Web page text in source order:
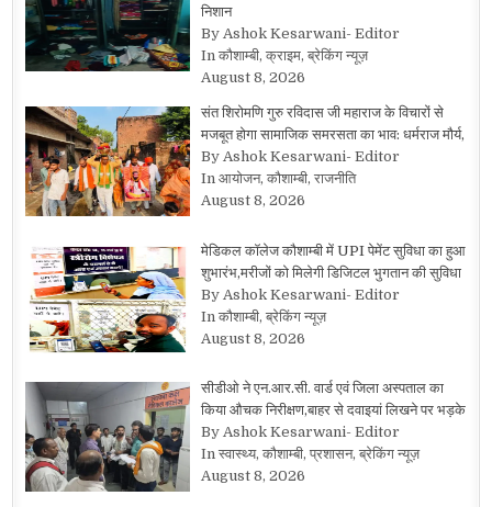
निशान
By Ashok Kesarwani- Editor
In कौशाम्बी, क्राइम, ब्रेकिंग न्यूज़
August 8, 2026
संत शिरोमणि गुरु रविदास जी महाराज के विचारों से
मजबूत होगा सामाजिक समरसता का भाव: धर्मराज मौर्य,
By Ashok Kesarwani- Editor
In आयोजन, कौशाम्बी, राजनीति
August 8, 2026
मेडिकल कॉलेज कौशाम्बी में UPI पेमेंट सुविधा का हुआ
शुभारंभ,मरीजों को मिलेगी डिजिटल भुगतान की सुविधा
By Ashok Kesarwani- Editor
In कौशाम्बी, ब्रेकिंग न्यूज़
August 8, 2026
सीडीओ ने एन.आर.सी. वार्ड एवं जिला अस्पताल का
किया औचक निरीक्षण,बाहर से दवाइयां लिखने पर भड़के
By Ashok Kesarwani- Editor
In स्वास्थ्य, कौशाम्बी, प्रशासन, ब्रेकिंग न्यूज़
August 8, 2026